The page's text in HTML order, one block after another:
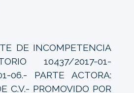
DE INCOMPETENCIA
10437/2017-01-
06.- PARTE ACTORA:
C.V.- PROMOVIDO POR